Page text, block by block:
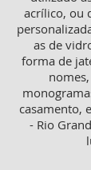
acrílico, ou
as de
forma de
casamento,
- Rio